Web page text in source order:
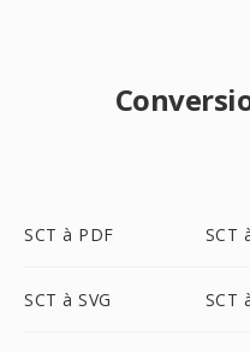
SCT à PDF SCT
SCT à SVG SCT